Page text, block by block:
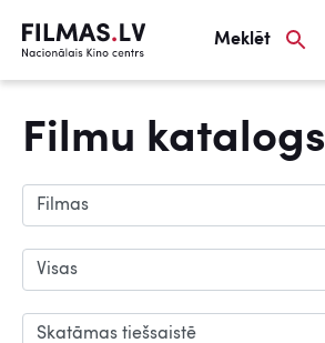
Meklēt
Filmu katalogs